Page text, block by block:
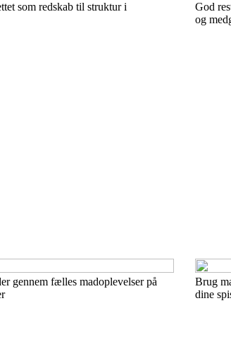
som redskab til struktur i
God
og
gennem fælles madoplevelser på
Brug
dine